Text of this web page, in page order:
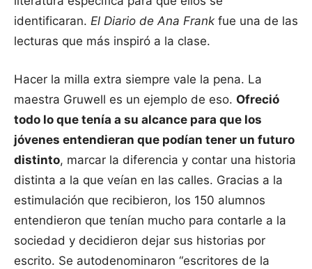
identificaran. El Diario de Ana Frank fue una de las
lecturas que más inspiró a la clase.
Hacer la milla extra siempre vale la pena. La
maestra Gruwell es un ejemplo de eso. Ofreció
todo lo que tenía a su alcance para que los
jóvenes entendieran que podían tener un futuro
distinto, marcar la diferencia y contar una historia
distinta a la que veían en las calles. Gracias a la
estimulación que recibieron, los 150 alumnos
entendieron que tenían mucho para contarle a la
sociedad y decidieron dejar sus historias por
escrito. Se autodenominaron “escritores de la